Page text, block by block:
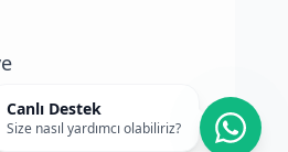
Canlı Destek
Size nasıl yardımcı olabiliriz?